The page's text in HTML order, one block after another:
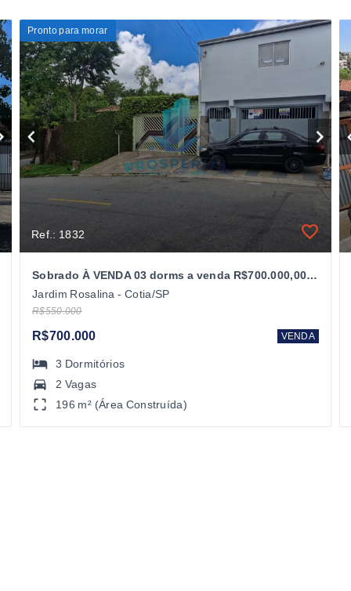
Pronto para morar
Ref.: 1832
Sobrado À VENDA 03 dorms a venda R$700.000,00 - Bairro Jd Rosalina Cotia/SP
Jardim Rosalina - Cotia/SP
R$550.000
R$700.000 VENDA
3 Dormitórios
2 Vagas
196 m² (Área Construída)